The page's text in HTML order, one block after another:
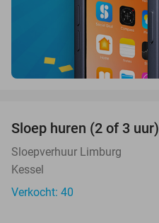
Sloep huren (2 of 3 uur)
Sloepverhuur Limburg
Kessel
Verkocht: 40